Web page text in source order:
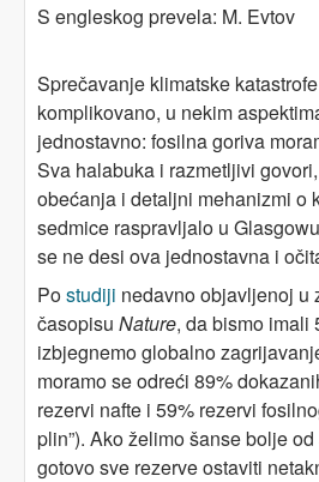
S engleskog prevela: M. Evtov
Sprečavanje klimatske
komplikovano, u nekim
jednostavno: fosilna goriva
Sva halabuka i razmetljivi
obećanja i detaljni mehanizmi o
sedmice raspravljalo u
se ne desi ova jednostavna i
Postudiji nedavno objavljenoj u
časopisu Nature, da bismo imali
izbjegnemo globalno
moramo se odreći 89%
rezervi nafte i 59% rezervi
plin”). Ako želimo šanse bolje
gotovo sve rezerve ostaviti